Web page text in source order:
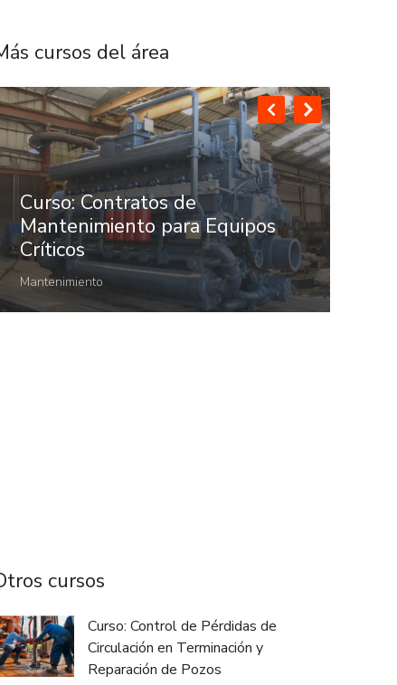
cursos del área
Curso: Contratos de
Mantenimiento para Equipos
Críticos
Mantenimiento
cursos
Curso: Control de Pérdidas de
Circulación en Terminación y
Reparación de Pozos